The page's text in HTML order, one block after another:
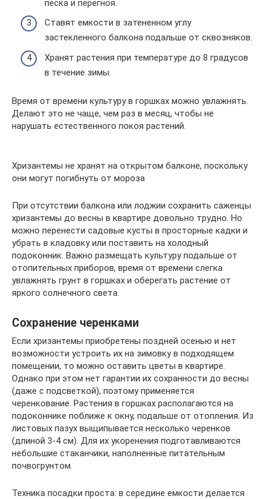
песка и перегноя.
Ставят емкости в затененном углу
застекленного балкона подальше от сквозняков.
Хранят растения при температуре до 8 градусов
в течение зимы.
Время от времени культуру в горшках можно увлажнять.
Делают это не чаще, чем раз в месяц, чтобы не
нарушать естественного покоя растений.
Хризантемы не хранят на открытом балконе, поскольку
они могут погибнуть от мороза
При отсутствии балкона или лоджии сохранить саженцы
хризантемы до весны в квартире довольно трудно. Но
можно перенести садовые кусты в просторные кадки и
убрать в кладовку или поставить на холодный
подоконник. Важно размещать культуру подальше от
отопительных приборов, время от времени слегка
увлажнять грунт в горшках и оберегать растение от
яркого солнечного света.
Сохранение черенками
Если хризантемы приобретены поздней осенью и нет
возможности устроить их на зимовку в подходящем
помещении, то можно оставить цветы в квартире.
Однако при этом нет гарантии их сохранности до весны
(даже с подсветкой), поэтому применяется
черенкование. Растения в горшках располагаются на
подоконнике поближе к окну, подальше от отопления. Из
листовых пазух выщипывается несколько черенков
(длиной 3-4 см). Для их укоренения подготавливаются
небольшие стаканчики, наполненные питательным
почвогрунтом.
Техника посадки проста: в середине емкости делается